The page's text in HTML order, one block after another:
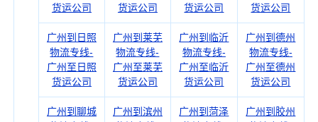
货运公司
货运公司
货运公司
货运公司
广州到日照
物流专线-
广州至日照
货运公司
广州到莱芜
物流专线-
广州至莱芜
货运公司
广州到临沂
物流专线-
广州至临沂
货运公司
广州到德州
物流专线-
广州至德州
货运公司
广州到聊城
广州到滨州
广州到菏泽
广州到胶州